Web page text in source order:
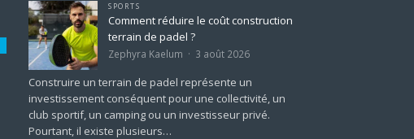
SPORTS
Comment réduire le coût construction
terrain de padel ?
Zephyra Kaelum 3 août 2026
Construire un terrain de padel représente un
investissement conséquent pour une collectivité, un
club sportif, un camping ou un investisseur privé.
Pourtant, il existe plusieurs…